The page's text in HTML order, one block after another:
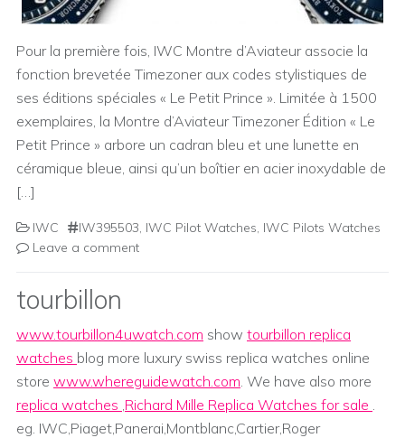
Pour la première fois, IWC Montre d’Aviateur associe la
fonction brevetée Timezoner aux codes stylistiques de
ses éditions spéciales « Le Petit Prince ». Limitée à 1500
exemplaires, la Montre d’Aviateur Timezoner Édition « Le
Petit Prince » arbore un cadran bleu et une lunette en
céramique bleue, ainsi qu’un boîtier en acier inoxydable de
[…]
IWC IW395503, IWC Pilot Watches, IWC Pilots Watches
Leave a comment
tourbillon
www.tourbillon4uwatch.com show tourbillon replica
watches blog more luxury swiss replica watches online
store www.whereguidewatch.com. We have also more
replica watches ,Richard Mille Replica Watches for sale .
eg. IWC,Piaget,Panerai,Montblanc,Cartier,Roger